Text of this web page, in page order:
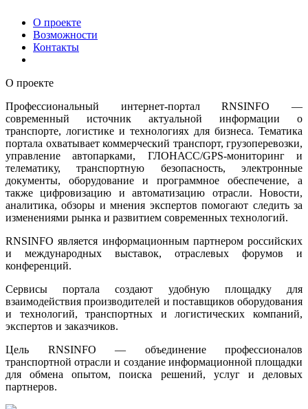
О проекте
Возможности
Контакты
О проекте
Профессиональный интернет-портал RNSINFO —
современный источник актуальной информации о
транспорте, логистике и технологиях для бизнеса. Тематика
портала охватывает коммерческий транспорт, грузоперевозки,
управление автопарками, ГЛОНАСС/GPS-мониторинг и
телематику, транспортную безопасность, электронные
документы, оборудование и программное обеспечение, а
также цифровизацию и автоматизацию отрасли. Новости,
аналитика, обзоры и мнения экспертов помогают следить за
изменениями рынка и развитием современных технологий.
RNSINFO является информационным партнером российских
и международных выставок, отраслевых форумов и
конференций.
Сервисы портала создают удобную площадку для
взаимодействия производителей и поставщиков оборудования
и технологий, транспортных и логистических компаний,
экспертов и заказчиков.
Цель RNSINFO — объединение профессионалов
транспортной отрасли и создание информационной площадки
для обмена опытом, поиска решений, услуг и деловых
партнеров.